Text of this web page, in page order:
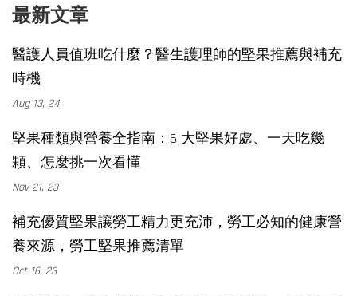
最新文章
醫護人員值班吃什麼？醫生護理師的堅果推薦與補充
時機
Aug 13, 24
堅果種類與營養全指南：6 大堅果好處、一天吃幾
顆、怎麼挑一次看懂
Nov 21, 23
補充優質堅果讓勞工精力更充沛，勞工必知的健康營
養來源，勞工堅果推薦清單
Oct 16, 23